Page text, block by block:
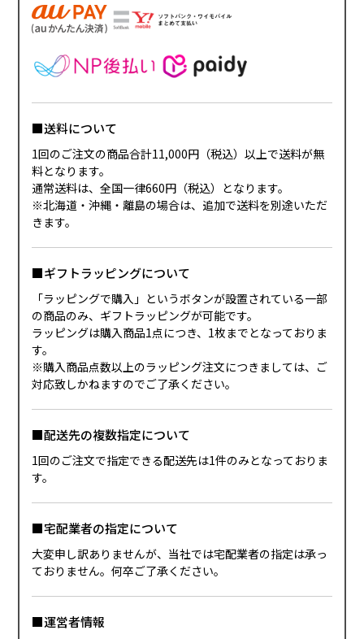
■送料について
1回のご注文の商品合計11,000円（税込）以上で送料が無
料となります。
通常送料は、全国一律660円（税込）となります。
※北海道・沖縄・離島の場合は、追加で送料を別途いただ
きます。
■ギフトラッピングについて
「ラッピングで購入」というボタンが設置されている一部
の商品のみ、ギフトラッピングが可能です。
ラッピングは購入商品1点につき、1枚までとなっておりま
す。
※購入商品点数以上のラッピング注文につきましては、ご
対応致しかねますのでご了承ください。
■配送先の複数指定について
1回のご注文で指定できる配送先は1件のみとなっておりま
す。
■宅配業者の指定について
大変申し訳ありませんが、当社では宅配業者の指定は承っ
ておりません。何卒ご了承ください。
■運営者情報